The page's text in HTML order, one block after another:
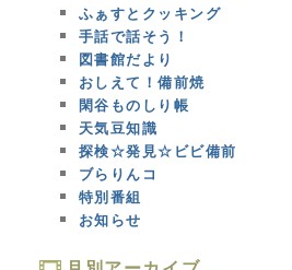
ふぁすとクッキング
手話で話そう！
図書館だより
おしえて！備前焼
閑谷ものしり帳
天気豆知識
探検☆発見☆ビビ備前
ブらりんコ
特別番組
お知らせ